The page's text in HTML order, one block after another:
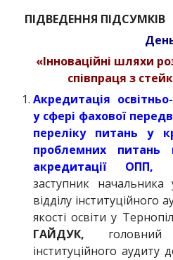
ПІДВЕДЕННЯ ПІДСУМКІВ
«Інноваційні шляхи
співпраця з
Акредитація
у сфері фахової
переліку питань у
проблемних питань
акредитації ОПП,
заступник начальника
відділу інституційного
якості освіти у
ГАЙДУК, головний
інституційного аудиту